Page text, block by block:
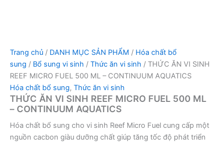
Trang chủ / DANH MỤC SẢN PHẨM / Hóa chất bổ
sung / Bổ sung vi sinh / Thức ăn vi sinh / THỨC ĂN VI SINH
REEF MICRO FUEL 500 ML – CONTINUUM AQUATICS
Hóa chất bổ sung, Thức ăn vi sinh
THỨC ĂN VI SINH REEF MICRO FUEL 500 ML
– CONTINUUM AQUATICS
Hóa chất bổ sung cho vi sinh Reef Micro Fuel cung cấp một
nguồn cacbon giàu dưỡng chất giúp tăng tốc độ phát triển